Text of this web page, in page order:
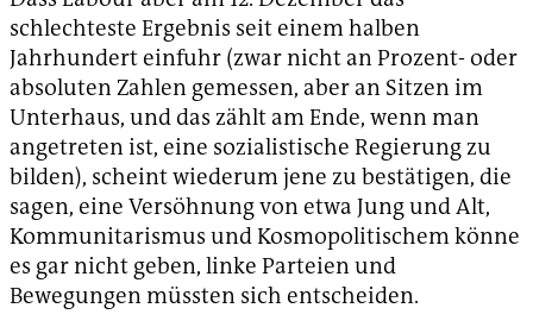
schlechteste Ergebnis seit einem halben
Jahrhundert einfuhr (zwar nicht an Prozent- oder
absoluten Zahlen gemessen, aber an Sitzen im
Unterhaus, und das zählt am Ende, wenn man
angetreten ist, eine sozialistische Regierung zu
bilden), scheint wiederum jene zu bestätigen, die
sagen, eine Versöhnung von etwa Jung und Alt,
Kommunitarismus und Kosmopolitischem könne
es gar nicht geben, linke Parteien und
Bewegungen müssten sich entscheiden.